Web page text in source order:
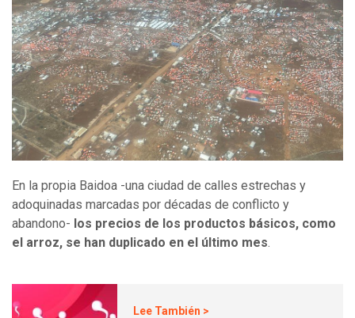
En la propia Baidoa -una ciudad de calles estrechas y
adoquinadas marcadas por décadas de conflicto y
abandono- los precios de los productos básicos, como
el arroz, se han duplicado en el último mes.
Lee También >